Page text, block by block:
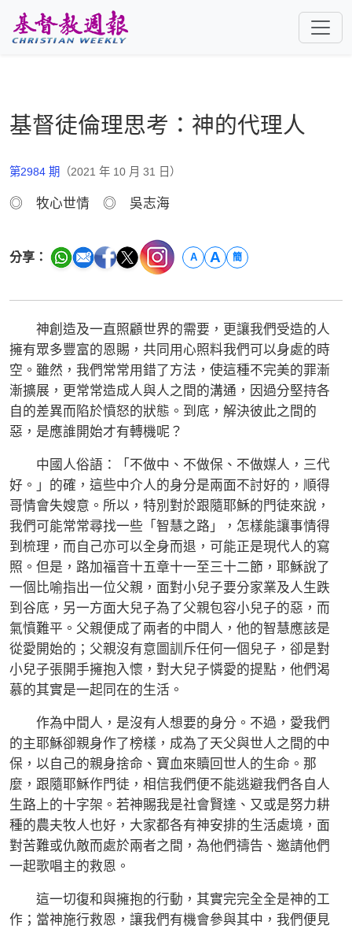
基督徒倫理思考：神的代理人
第2984 期 （2021 年 10 月 31 日）
◎ 牧心世情 ◎ 吳志海
分享： A A 簡
神創造及一直照顧世界的需要，更讓我們受造的人
擁有眾多豐富的恩賜，共同用心照料我們可以身處的時
空。雖然，我們常常用錯了方法，使這種不完美的罪漸
漸擴展，更常常造成人與人之間的溝通，因過分堅持各
自的差異而陷於憤怒的狀態。到底，解決彼此之間的
惡，是應誰開始才有轉機呢？
中國人俗語：「不做中、不做保、不做媒人，三代
好。」的確，這些中介人的身分是兩面不討好的，順得
哥情會失嫂意。所以，特別對於跟隨耶穌的門徒來說，
我們可能常常尋找一些「智慧之路」，怎樣能讓事情得
到梳理，而自己亦可以全身而退，可能正是現代人的寫
照。但是，路加福音十五章十一至三十二節，耶穌說了
一個比喻指出一位父親，面對小兒子要分家業及人生跌
到谷底，另一方面大兒子為了父親包容小兒子的惡，而
氣憤難平。父親便成了兩者的中間人，他的智慧應該是
從愛開始的；父親沒有意圖訓斥任何一個兒子，卻是對
小兒子張開手擁抱入懷，對大兒子憐愛的提點，他們渴
慕的其實是一起同在的生活。
作為中間人，是沒有人想要的身分。不過，愛我們
的主耶穌卻親身作了榜樣，成為了天父與世人之間的中
保，以自己的親身捨命、寶血來贖回世人的生命。那
麼，跟隨耶穌作門徒，相信我們便不能逃避我們各自人
生路上的十字架。若神賜我是社會賢達、又或是努力耕
種的農夫牧人也好，大家都各有神安排的生活處境，面
對苦難或仇敵而處於兩者之間，為他們禱告、邀請他們
一起歌唱主的救恩。
這一切復和與擁抱的行動，其實完完全全是神的工
作；當神施行救恩，讓我們有機會參與其中，我們便見